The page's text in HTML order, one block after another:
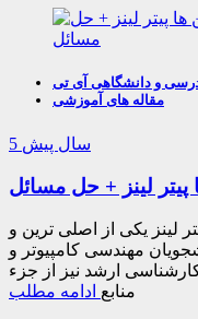
و دانشگاهی آی تی
مقاله های آموزشی
5 سال پیش
لینز + حل مسائل
لینز یکی از اصلی ترین و
مهندسی کامپیوتر و
ارشد نیز از جزء
منابع ادامه مطلب